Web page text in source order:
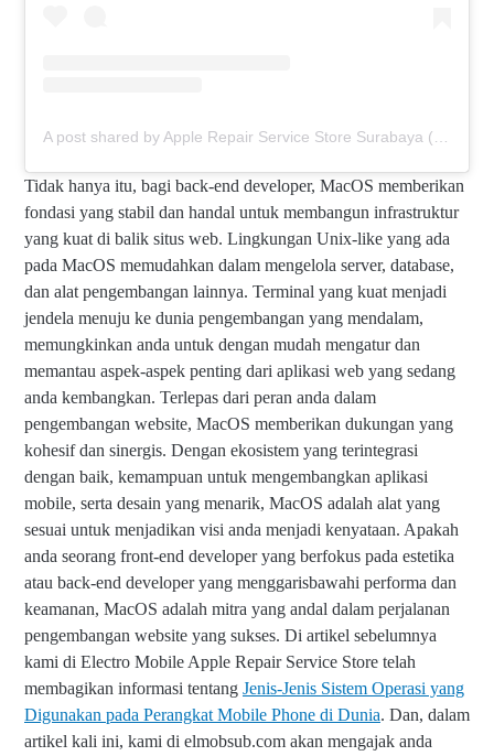
Tidak hanya itu, bagi back-end developer, MacOS memberikan
fondasi yang stabil dan handal untuk membangun infrastruktur
yang kuat di balik situs web. Lingkungan Unix-like yang ada
pada MacOS memudahkan dalam mengelola server, database,
dan alat pengembangan lainnya. Terminal yang kuat menjadi
jendela menuju ke dunia pengembangan yang mendalam,
memungkinkan anda untuk dengan mudah mengatur dan
memantau aspek-aspek penting dari aplikasi web yang sedang
anda kembangkan. Terlepas dari peran anda dalam
pengembangan website, MacOS memberikan dukungan yang
kohesif dan sinergis. Dengan ekosistem yang terintegrasi
dengan baik, kemampuan untuk mengembangkan aplikasi
mobile, serta desain yang menarik, MacOS adalah alat yang
sesuai untuk menjadikan visi anda menjadi kenyataan. Apakah
anda seorang front-end developer yang berfokus pada estetika
atau back-end developer yang menggarisbawahi performa dan
keamanan, MacOS adalah mitra yang andal dalam perjalanan
pengembangan website yang sukses. Di artikel sebelumnya
kami di Electro Mobile Apple Repair Service Store telah
membagikan informasi tentang Jenis-Jenis Sistem Operasi yang
Digunakan pada Perangkat Mobile Phone di Dunia. Dan, dalam
artikel kali ini, kami di elmobsub.com akan mengajak anda